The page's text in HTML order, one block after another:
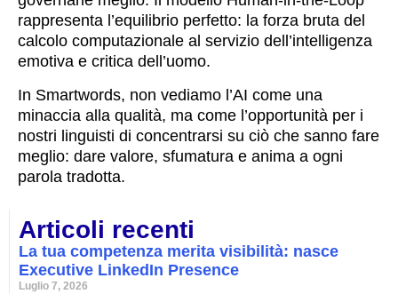
rappresenta l’equilibrio perfetto: la forza bruta del
calcolo computazionale al servizio dell’intelligenza
emotiva e critica dell’uomo.
In Smartwords, non vediamo l’AI come una
minaccia alla qualità, ma come l’opportunità per i
nostri linguisti di concentrarsi su ciò che sanno fare
meglio: dare valore, sfumatura e anima a ogni
parola tradotta.
Articoli recenti
La tua competenza merita visibilità: nasce
Executive LinkedIn Presence
Luglio 7, 2026